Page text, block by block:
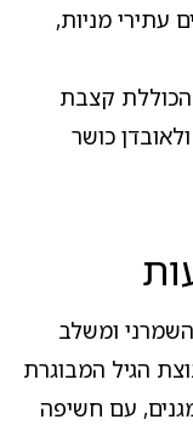
עתירי מניות,
הכוללת קצבת
כושר
ומשלב
הגיל המבוגרת
עם חשיפה